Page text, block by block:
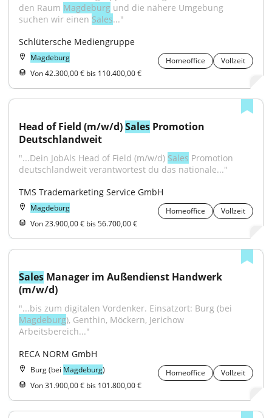
den Raum Magdeburg und die nähere Umgebung
suchen wir einen Sales..."
Schlütersche Mediengruppe
Magdeburg Homeoffice
Vollzeit
Von 42.300,00 € bis 110.400,00 €
Head of Field (m/w/d) Sales Promotion
Deutschlandweit
"...Dein JobAls Head of Field (m/w/d) Sales Promotion
deutschlandweit verantwortest du das nationale..."
TMS Trademarketing Service GmbH
Magdeburg Homeoffice
Vollzeit
Von 23.900,00 € bis 56.700,00 €
Sales Manager im Außendienst Handwerk
(m/w/d)
Magdeburg), Genthin, Möckern, Jerichow
Arbeitsbereich..."
RECA NORM GmbH
Burg (bei Magdeburg) Homeoffice
Vollzeit
Von 31.900,00 € bis 101.800,00 €